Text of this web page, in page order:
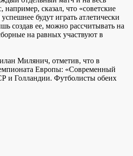
сказал, что «советские
будут играть атлетически
создав ее, можно рассчитывать на
на равных участвуют в
Милянич, отметив, что в
Европы: «Современный
и Голландии. Футболисты обеих